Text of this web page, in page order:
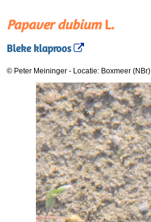
Papaver dubiumL.
Bleke klaproos
© Peter Meininger - Locatie: Boxmeer (NBr)